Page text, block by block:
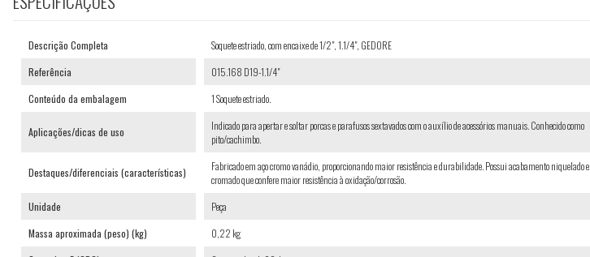
Descrição Completa
Soquete estriado, com encaixe de 1/2", 1.1/4", GEDORE
Referência
015.168 D19-1.1/4"
Conteúdo da embalagem
1 Soquete estriado.
Aplicações/dicas de uso
Indicado para apertar e soltar porcas e parafusos sextavados com o auxílio de acessórios manuais. Conhecido como
pito/cachimbo.
Destaques/diferenciais (características)
Fabricado em aço cromo vanádio, proporcionando maior resistência e durabilidade. Possui acabamento niquelado e
cromado que confere maior resistência à oxidação/corrosão.
Unidade
Peça
Massa aproximada (peso) (kg)
0,22 kg